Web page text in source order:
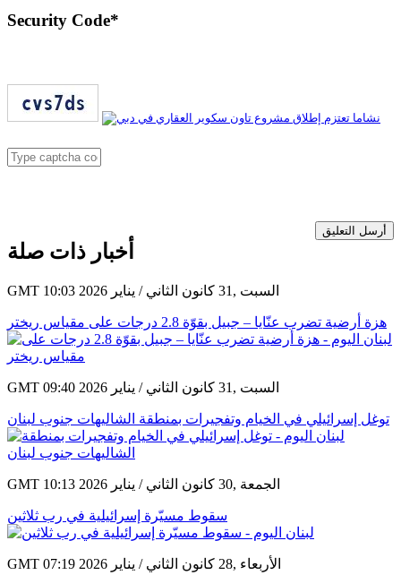
Security Code*
أرسل التعليق
أخبار ذات صلة
GMT 10:03 2026 السبت ,31 كانون الثاني / يناير
هزة أرضية تضرب عنّايا – جبيل بقوّة 2.8 درجات على مقياس ريختر
GMT 09:40 2026 السبت ,31 كانون الثاني / يناير
توغل إسرائيلي في الخيام وتفجيرات بمنطقة الشاليهات جنوب لبنان
GMT 10:13 2026 الجمعة ,30 كانون الثاني / يناير
سقوط مسيّرة إسرائيلية في رب ثلاثين
GMT 07:19 2026 الأربعاء ,28 كانون الثاني / يناير